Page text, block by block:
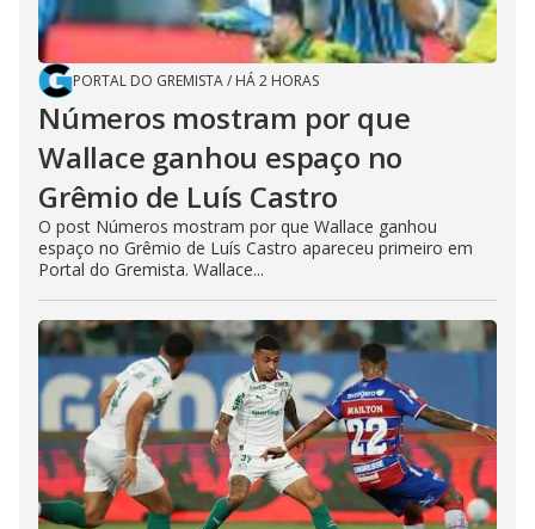
PORTAL DO GREMISTA/ HÁ 2 HORAS
Números mostram por que
Wallace ganhou espaço no
Grêmio de Luís Castro
O post Números mostram por que Wallace ganhou
espaço no Grêmio de Luís Castro apareceu primeiro em
Portal do Gremista. Wallace...